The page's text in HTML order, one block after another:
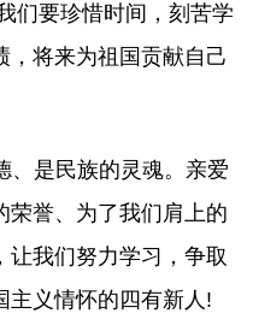
们要珍惜时间，刻苦学
，将来为祖国贡献自己
、是民族的灵魂。亲爱
荣誉、为了我们肩上的
让我们努力学习，争取
主义情怀的四有新人!